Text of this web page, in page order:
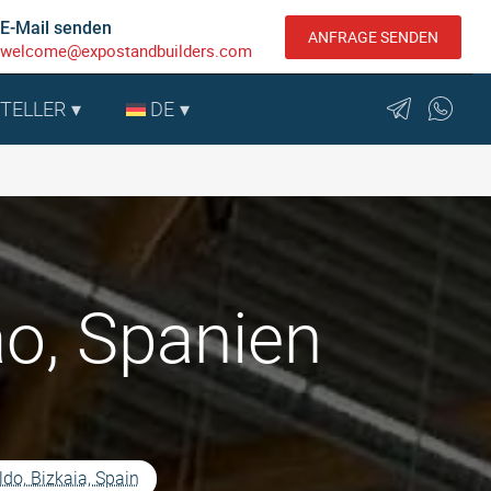
E-Mail senden
welcome@expostandbuilders.com
ANFRAGE SENDEN
DE
Spanien
Bizkaia, Spain